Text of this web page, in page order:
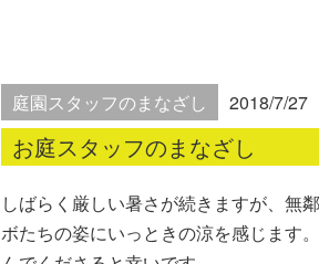
庭園スタッフのまなざし 2018/7/27
お庭スタッフのまなざし
しばらく厳しい暑さが続きますが、無
ボたちの姿にいっときの涼を感じます